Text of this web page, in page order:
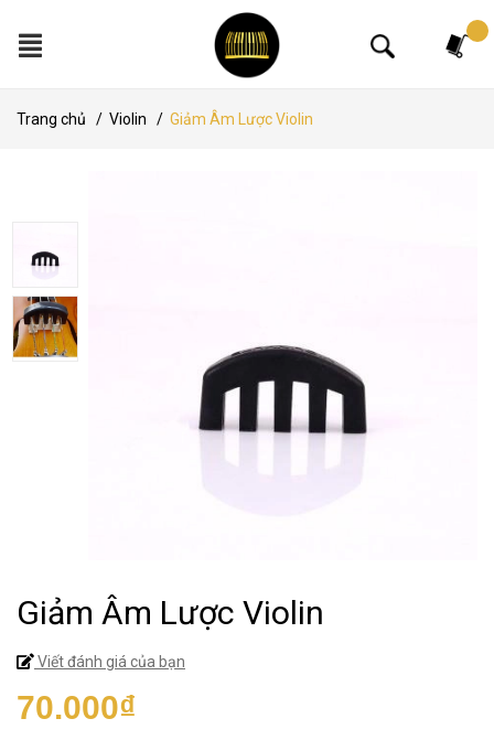
Trang chủ / Violin / Giảm Âm Lược Violin
Giảm Âm Lược Violin
Viết đánh giá của bạn
70.000₫